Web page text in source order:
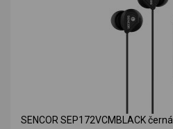
SENCOR SEP172VCMBLACK černá